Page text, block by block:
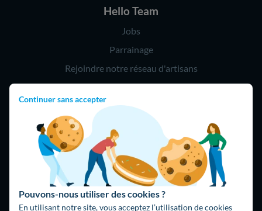
Continuer sans accepter
Pouvons-nous utiliser des cookies ?
En utilisant notre site, vous acceptez l’utilisation de cookies
Hello Team
Jobs
Parrainage
Rejoindre notre réseau d'artisans
Hello !
09 75 18 60 60
(8h-21h)
75018 Paris